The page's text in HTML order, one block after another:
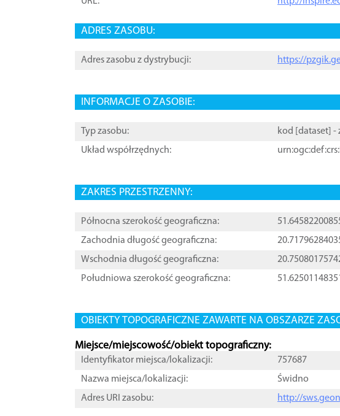
ADRES ZASOBU:
Adres zasobu z dystrybucji: https://
INFORMACJE O ZASOBIE:
Typ zasobu: kod [ dataset ]
Układ współrzędnych:
ZAKRES PRZESTRZENNY:
Północna szerokość geograficzna:
Zachodnia długość geograficzna:
Wschodnia długość geograficzna:
Południowa szerokość geograficzna:
OBIEKTY TOPOGRAFICZNE ZAWARTE NA OBSZARZE
Miejsce/miejscowość/obiekt topograficzny:
Identyfikator miejsca/lokalizacji:
757687
Nazwa miejsca/lokalizacji:
Świdno
Adres URI zasobu:
http://